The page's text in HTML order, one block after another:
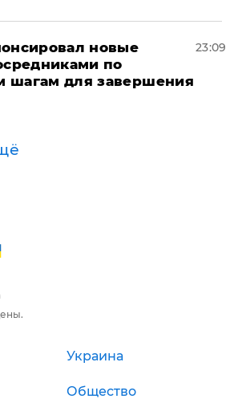
новые
по
шагам для завершения
23:09
Украина
Общество